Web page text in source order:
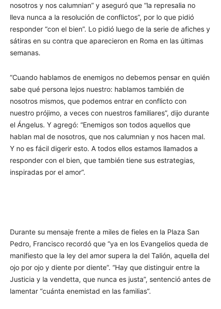
nosotros y nos calumnian” y aseguró que “la represalia no
lleva nunca a la resolución de conflictos”, por lo que pidió
responder “con el bien”. Lo pidió luego de la serie de afiches y
sátiras en su contra que aparecieron en Roma en las últimas
semanas.
“Cuando hablamos de enemigos no debemos pensar en quién
sabe qué persona lejos nuestro: hablamos también de
nosotros mismos, que podemos entrar en conflicto con
nuestro prójimo, a veces con nuestros familiares”, dijo durante
el Ángelus. Y agregó: “Enemigos son todos aquellos que
hablan mal de nosotros, que nos calumnian y nos hacen mal.
Y no es fácil digerir esto. A todos ellos estamos llamados a
responder con el bien, que también tiene sus estrategias,
inspiradas por el amor”.
Durante su mensaje frente a miles de fieles en la Plaza San
Pedro, Francisco recordó que “ya en los Evangelios queda de
manifiesto que la ley del amor supera la del Talión, aquella del
ojo por ojo y diente por diente”. “Hay que distinguir entre la
Justicia y la vendetta, que nunca es justa”, sentenció antes de
lamentar “cuánta enemistad en las familias”.